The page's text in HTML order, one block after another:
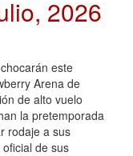
2026
este
Arena de
de alto vuelo
la pretemporada
rodaje a sus
de sus